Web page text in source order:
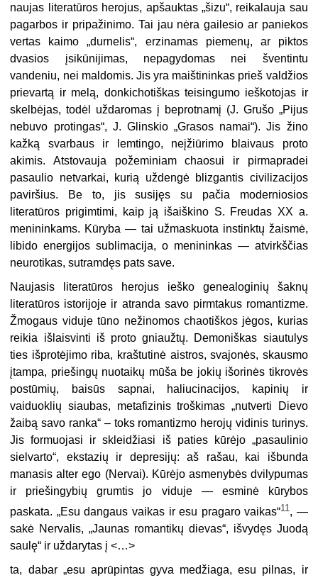
naujas literatūros herojus, apšauktas „šizu“, reikalauja sau
pagarbos ir pripažinimo. Tai jau nėra gailesio ar paniekos
vertas kaimo „durnelis“, erzinamas piemenų, ar piktos
dvasios įsikūnijimas, nepagydomas nei šventintu
vandeniu, nei maldomis. Jis yra maištininkas prieš valdžios
prievartą ir melą, donkichotiškas teisingumo ieškotojas ir
skelbėjas, todėl uždaromas į beprotnamį (J. Grušo „Pijus
nebuvo protingas“, J. Glinskio „Grasos namai“). Jis žino
kažką svarbaus ir lemtingo, neįžiūrimo blaivaus proto
akimis. Atstovauja požeminiam chaosui ir pirmapradei
pasaulio netvarkai, kurią uždengė blizgantis civilizacijos
paviršius. Be to, jis susijęs su pačia moderniosios
literatūros prigimtimi, kaip ją išaiškino S. Freudas XX a.
menininkams. Kūryba — tai užmaskuota instinktų žaismė,
libido energijos sublimacija, o menininkas — atvirkščias
neurotikas, sutramdęs pats save.
Naujasis literatūros herojus ieško genealoginių šaknų
literatūros istorijoje ir atranda savo pirmtakus romantizme.
Žmogaus viduje tūno nežinomos chaotiškos jėgos, kurias
reikia išlaisvinti iš proto gniaužtų. Demoniškas siautulys
ties išprotėjimo riba, kraštutinė aistros, svajonės, skausmo
įtampa, priešingų nuotaikų mūša be jokių išorinės tikrovės
postūmių, baisūs sapnai, haliucinacijos, kapinių ir
vaiduoklių siaubas, metafizinis troškimas „nutverti Dievo
žaibą savo ranka“ – toks romantizmo herojų vidinis turinys.
Jis formuojasi ir skleidžiasi iš paties kūrėjo „pasaulinio
sielvarto“, ekstazių ir depresijų: aš rašau, kai išbunda
manasis alter ego (Nervai). Kūrėjo asmenybės dvilypumas
ir priešingybių grumtis jo viduje — esminė kūrybos
paskata. „Esu dangaus vaikas ir esu pragaro vaikas“11 , —
sakė Nervalis, „Jaunas romantikų dievas“, išvydęs Juodą
saulę“ ir uždarytas į<…>
ta, dabar „esu aprūpintas gyva medžiaga, esu pilnas, ir